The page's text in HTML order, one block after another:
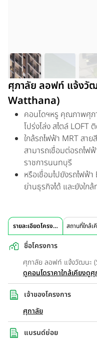
ศุภาลัย ลอฟท์ แจ้งวั
Watthana)
คอนโดฯหรู คุณภาพศุภ
โปร่งโล่ง สไตล์ LOFT
ใกล้รถไฟฟ้า MRT สา
สามารถเชื่อมต่อรถไฟ
ราชการนนทบุรี
หรือเชื่อมไปยังรถไฟฟ้า
ย่านธุรกิจได้ และยังใ
รายละเอียดโครงการ สถานที่ใกล้เ
ชื่อโครงการ
ศุภาลัย ลอฟท์ แจ้งวัฒนะ
ดูคอนโดราคาใกล้เคียงดูศุ
เจ้าของโครงการ
ศุภาลัย
แบรนด์ย่อย